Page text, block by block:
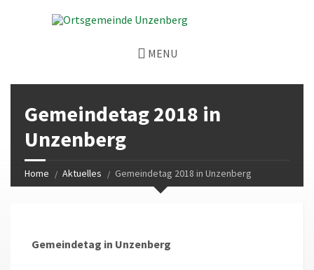
MENU
Gemeindetag 2018 in
Unzenberg
Home Aktuelles Gemeindetag 2018 in Unzenberg
Gemeindetag in Unzenberg